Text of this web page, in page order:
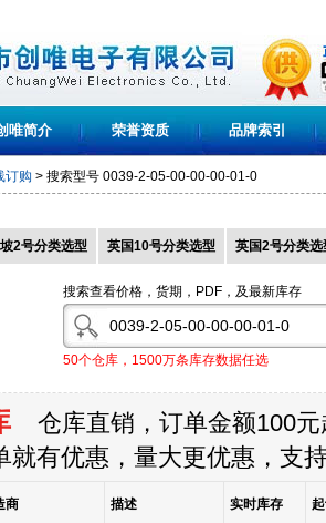
唯简介 荣誉资质 品牌索引
订购 > 搜索型号 0039-2-05-00-00-00-01-0
2号分类选型 英国10号分类选型 英国2号分类选
搜索查看价格，货期，PDF，及最新库存
50个仓库，1500万条库存数据任选
仓库直销，订单金额100元
就有优惠，量大更优惠，支
商 描述 实时库存